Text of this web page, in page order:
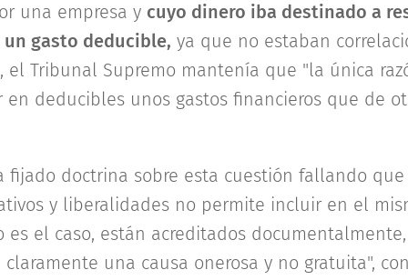
una empresa y cuyo dinero iba destinado a
gasto deducible, ya que no estaban
el Tribunal Supremo mantenía que "la única
en deducibles unos gastos financieros que de
fijado doctrina sobre esta cuestión fallando
y liberalidades no permite incluir en el
es el caso, están acreditados
una causa onerosa y no gratuita",